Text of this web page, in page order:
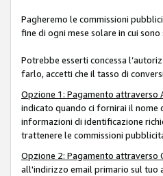
Pagheremo le commissioni
fine di ogni mese solare in cui
Potrebbe esserti concessa
farlo, accetti che il tasso di
Opzione 1: Pagamento attraverso
indicato quando ci fornirai il nome
informazioni di identificazione
trattenere le commissioni
Opzione 2: Pagamento attraverso
all'indirizzo email primario sul tuo